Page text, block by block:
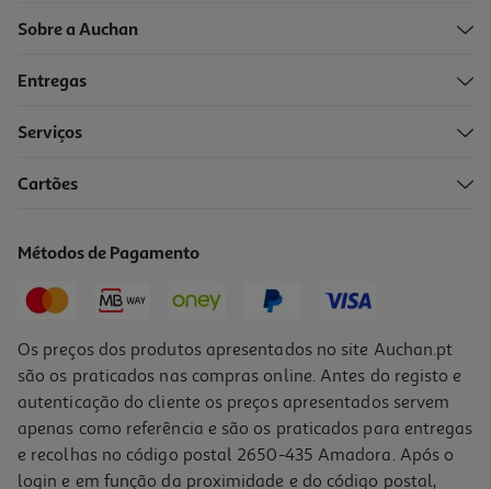
-10%
16,65 € PVP de editor
-10%
Sobre a Auchan
Entregas
Serviços
Cartões
Métodos de Pagamento
Os preços dos produtos apresentados no site Auchan.pt
são os praticados nas compras online. Antes do registo e
autenticação do cliente os preços apresentados servem
apenas como referência e são os praticados para entregas
e recolhas no código postal 2650-435 Amadora. Após o
login e em função da proximidade e do código postal,